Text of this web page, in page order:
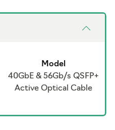
Model
40GbE & 56Gb/s QSFP+
Active Optical Cable